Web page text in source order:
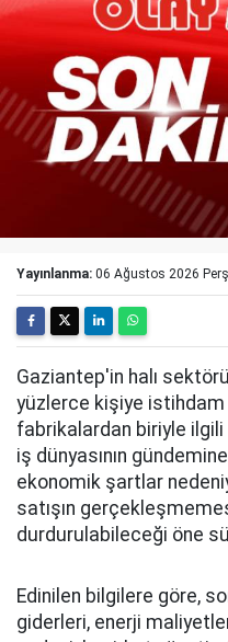
Yayınlanma: 06 Ağustos 2026
Gaziantep'in halı
yüzlerce kişiye
fabrikalardan biriyle
iş dünyasının
ekonomik şartlar
satışın
durdurulabileceği öne
Edinilen bilgilere göre,
giderleri, enerji